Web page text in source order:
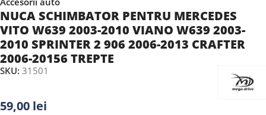
NUCA SCHIMBATOR PENTRU MERCEDES
VITO W639 2003-2010 VIANO W639 2003-
2010 SPRINTER 2 906 2006-2013 CRAFTER
2006-20156 TREPTE
SKU: 31501
59,00 lei